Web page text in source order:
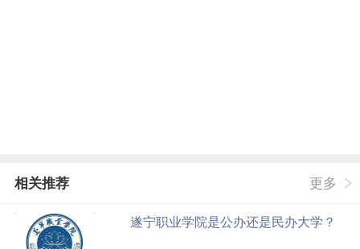
相关推荐 更多
遂宁职业学院是公办还是民办大学？